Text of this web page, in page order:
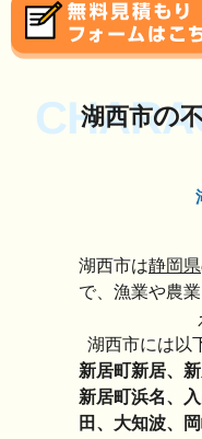
湖西市の
湖西市は静岡県
で、漁業や農
湖西市には以
新居町新居、
新居町浜名、
田、大知波、